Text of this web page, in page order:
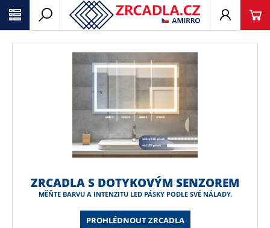
SENZOREM
LED PÁSKY PODLE SVÉ NÁLADY.